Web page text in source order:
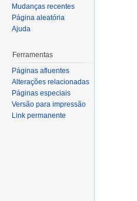
Mudanças recentes
Página aleatória
Ajuda
Ferramentas
Páginas afluentes
Alterações relacionadas
Páginas especiais
Versão para impressão
Link permanente